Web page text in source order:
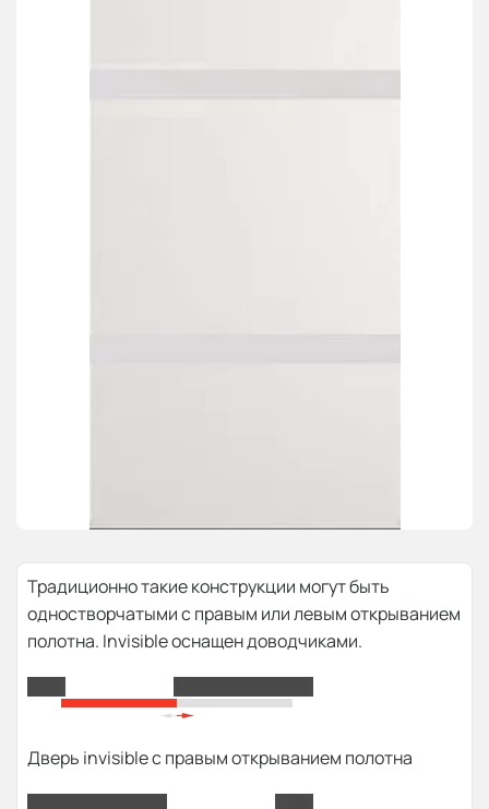
Традиционно такие конструкции могут быть
одностворчатыми с правым или левым открыванием
полотна. Invisible оснащен доводчиками.
Дверь invisible с правым открыванием полотна